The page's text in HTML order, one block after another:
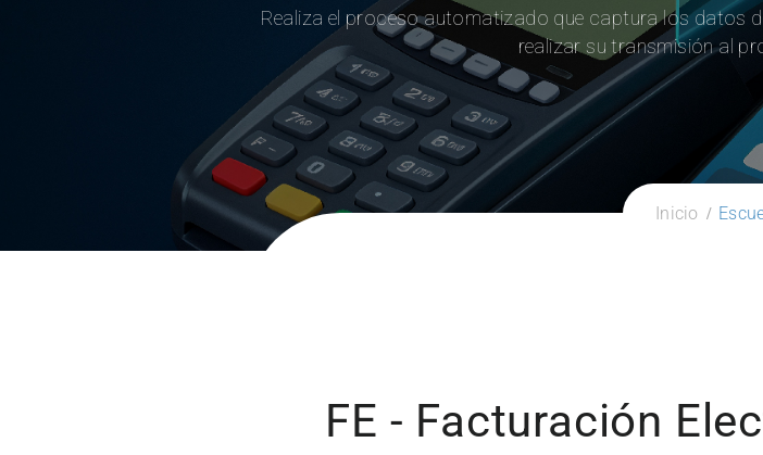
Realiza el proceso automatizado que captura los
realizar su transmisión al
Inicio
FE - Facturación